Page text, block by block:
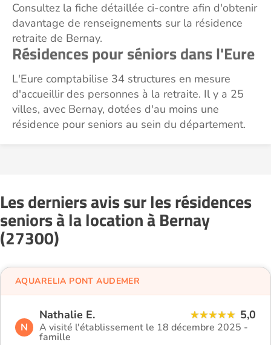
Consultez la fiche détaillée ci-contre afin d'obtenir
davantage de renseignements sur la résidence
retraite de Bernay.
Résidences pour séniors dans l'Eure
L'Eure comptabilise 34 structures en mesure
d'accueillir des personnes à la retraite. Il y a 25
villes, avec Bernay, dotées d'au moins une
résidence pour seniors au sein du département.
Les derniers avis sur les résidences
seniors à la location à Bernay
(27300)
N
Nathalie E. 5,0
A visité l'établissement le 18 décembre 2025 -
famille
AQUARELIA PONT AUDEMER